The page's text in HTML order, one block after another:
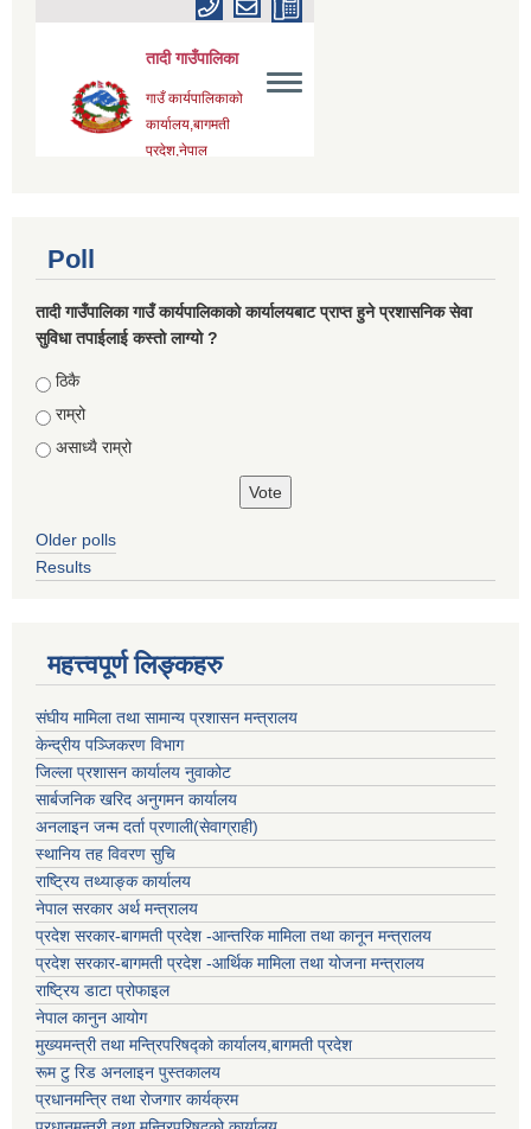
Poll
तादी गाउँपालिका गाउँ कार्यपालिकाको कार्यालयबाट प्राप्त हुने प्रशासनिक सेवा
सुविधा तपाईलाई कस्तो लाग्यो ?
Choices
ठिकै
राम्रो
असाध्यै राम्रो
Older polls
Results
महत्त्वपूर्ण लिङ्कहरु
संघीय मामिला तथा सामान्य प्रशासन मन्त्रालय
केन्द्रीय पञ्जिकरण विभाग
जिल्ला प्रशासन कार्यालय नुवाकोट
सार्बजनिक खरिद अनुगमन कार्यालय
अनलाइन जन्म दर्ता प्रणाली(सेवाग्राही)
स्थानिय तह विवरण सुचि
राष्ट्रिय तथ्याङ्क कार्यालय
नेपाल सरकार अर्थ मन्त्रालय
प्रदेश सरकार-बागमती प्रदेश -आन्तरिक मामिला तथा कानून मन्त्रालय
प्रदेश सरकार-बागमती प्रदेश -आर्थिक मामिला तथा योजना मन्त्रालय
राष्ट्रिय डाटा प्रोफाइल
नेपाल कानुन आयोग
मुख्यमन्त्री तथा मन्त्रिपरिषद्को कार्यालय,बागमती प्रदेश
रूम टु रिड अनलाइन पुस्तकालय
प्रधानमन्त्रि तथा रोजगार कार्यक्रम